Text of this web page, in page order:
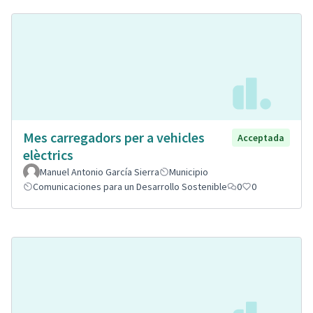
Mes carregadors per a vehicles
elèctrics
Acceptada
Manuel Antonio García Sierra
Municipio
Comunicaciones para un Desarrollo Sostenible
0 0